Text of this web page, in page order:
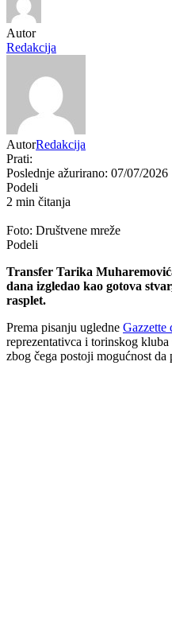
Autor
Redakcija
AutorRedakcija
Prati:
Poslednje ažurirano: 07/07/2026
Podeli
2 min čitanja
Foto: Društvene mreže
Podeli
Transfer Tarika
dana izgledao kao gotova
rasplet.
Prema pisanju ugledne Gazzette
reprezentativca i torinskog
zbog čega postoji mogućnost da